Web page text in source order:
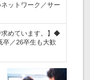
ットワーク／サー
求めています。】◆
／26卒生も大歓